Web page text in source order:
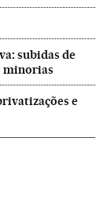
subidas de
minorias
e